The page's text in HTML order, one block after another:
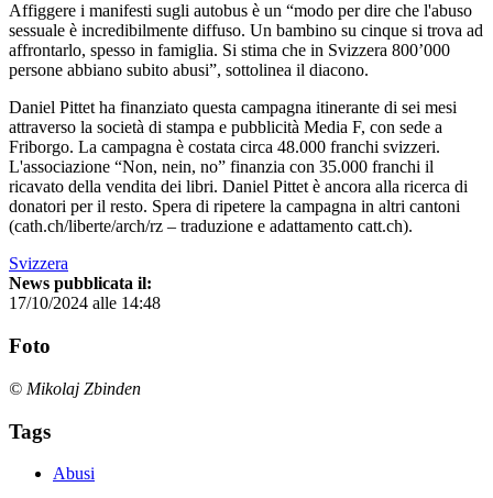
Affiggere i manifesti sugli autobus è un “modo per dire che l'abuso
sessuale è incredibilmente diffuso. Un bambino su cinque si trova ad
affrontarlo, spesso in famiglia. Si stima che in Svizzera 800’000
persone abbiano subito abusi”, sottolinea il diacono.
Daniel Pittet ha finanziato questa campagna itinerante di sei mesi
attraverso la società di stampa e pubblicità Media F, con sede a
Friborgo. La campagna è costata circa 48.000 franchi svizzeri.
L'associazione “Non, nein, no” finanzia con 35.000 franchi il
ricavato della vendita dei libri. Daniel Pittet è ancora alla ricerca di
donatori per il resto. Spera di ripetere la campagna in altri cantoni
(cath.ch/liberte/arch/rz – traduzione e adattamento catt.ch).
Svizzera
News pubblicata il:
17/10/2024 alle 14:48
Foto
© Mikolaj Zbinden
Tags
Abusi